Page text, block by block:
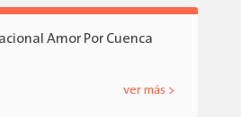
Amor Por Cuenca
ver más >